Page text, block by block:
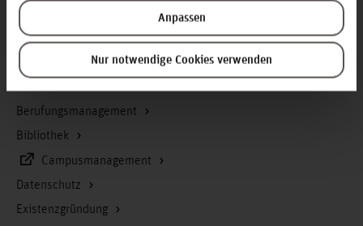
Anpassen
Nur notwendige Cookies verwenden
Service & Organisation
Akademische Angelegenheiten
Antidiskriminierungsstelle
Arbeitssicherheit
Berufungsmanagement
Bibliothek
Campusmanagement
Datenschutz
Existenzgründung